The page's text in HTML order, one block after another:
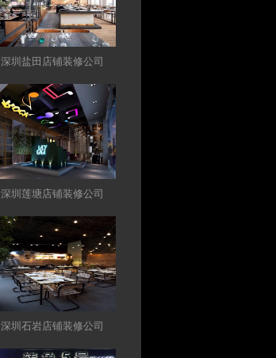
深圳盐田店铺装修公司
深圳莲塘店铺装修公司
深圳石岩店铺装修公司